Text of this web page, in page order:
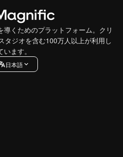
くためのプラットフォーム。クリ
タジオを含む100万人以上が利用し
います。
日本語